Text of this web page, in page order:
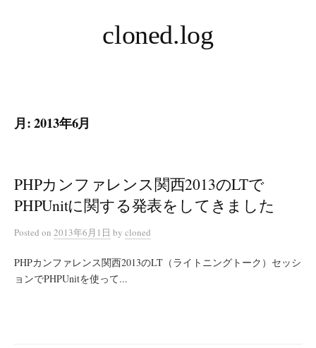
ス
プ
cloned.log
月:2013年6月
PHPカンファレンス関西2013のLTで
PHPUnitに関する発表をしてきました
Posted on 2013年6月1日 by cloned
PHPカンファレンス関西2013のLT（ライトニングトーク）セッシ
ョンでPHPUnitを使って...